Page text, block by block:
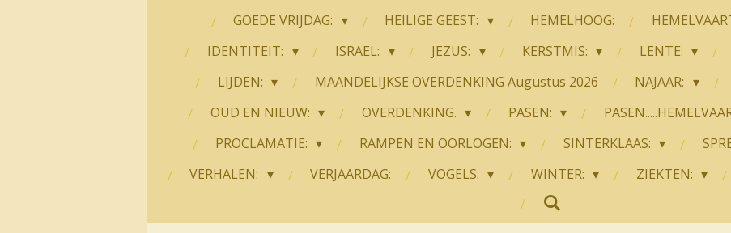
GOEDE VRIJDAG:
HEILIGE GEEST: HEMELHOOG:
IDENTITEIT:
ISRAEL: JEZUS: KERSTMIS: LENTE:
LIJDEN:
MAANDELIJKSE OVERDENKING Augustus 2026 NAJAAR:
OUD EN NIEUW:
OVERDENKING. PASEN:
PROCLAMATIE:
RAMPEN EN OORLOGEN: SINTERKLAAS:
VERHALEN:
VERJAARDAG: VOGELS: WINTER: ZIEKTEN: